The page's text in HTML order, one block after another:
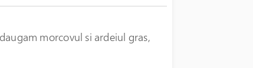
morcovul si ardeiul gras,